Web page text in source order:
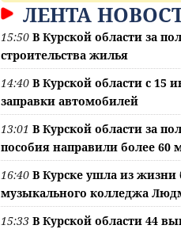
ЛЕНТА
15:50 В Курской области за
строительства жилья
14:40 В Курской области с 15
заправки автомобилей
13:01 В Курской области за
пособия направили более 60
16:40 В Курске ушла из
музыкального колледжа
15:33 В Курской области 44